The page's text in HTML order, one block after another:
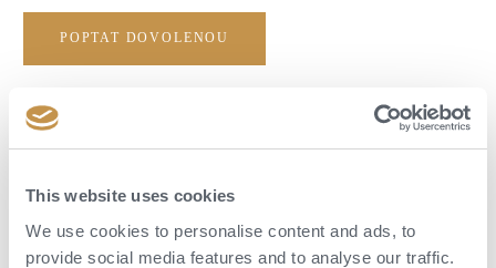
This website uses cookies
We use cookies to personalise content and ads, to
provide social media features and to analyse our traffic.
POPTAT DOVOLENOU